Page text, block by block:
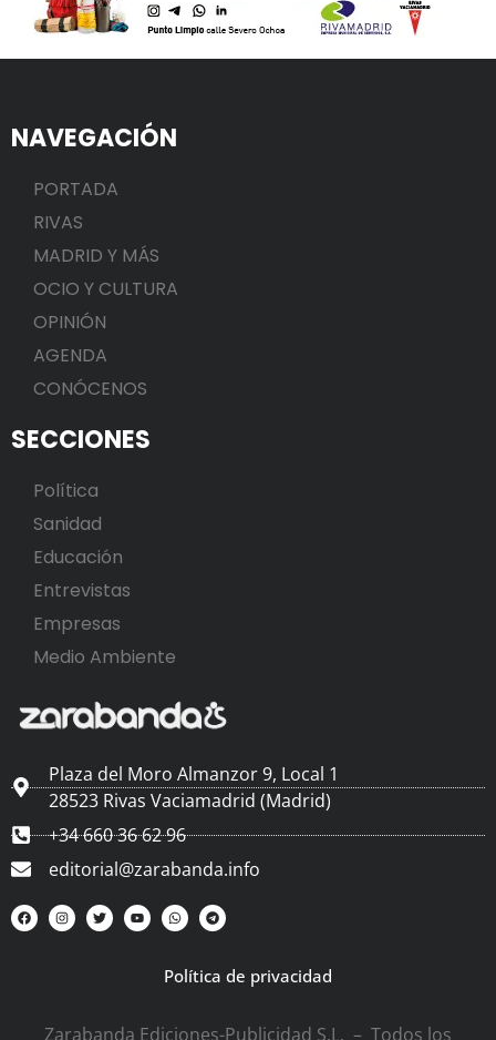
NAVEGACIÓN
PORTADA
RIVAS
MADRID Y MÁS
OCIO Y CULTURA
OPINIÓN
AGENDA
CONÓCENOS
SECCIONES
Política
Sanidad
Educación
Entrevistas
Empresas
Medio Ambiente
Plaza del Moro Almanzor 9, Local 1
28523 Rivas Vaciamadrid (Madrid)
+34 660 36 62 96
editorial@zarabanda.info
Política de privacidad
Zarabanda Ediciones-Publicidad S.L. – Todos los